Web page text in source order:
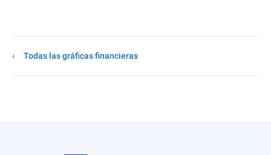
Todas las gráficas financieras